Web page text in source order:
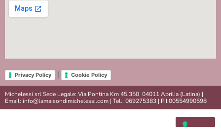
Privacy Policy | Cookie Policy
Michelessi srl Sede Legale: Via Pontina Km 45,350 04011 Aprilia (Latina) |
Email: info@lamaisondimichelessi.com | Tel.: 069275383 | P.I.00554990598